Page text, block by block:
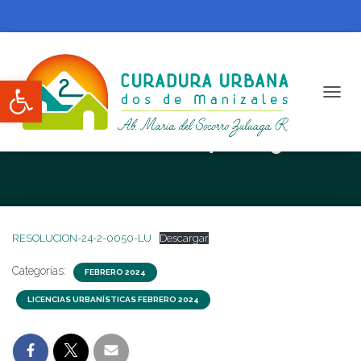
Abrir barra de herramientas
RESOLUCION N.24-2-0050-LU
RESOLUCION-24-2-0050-LU Descargar
Categorías: FEBRERO 2024
LICENCIAS URBANÍSTICAS FEBRERO 2024